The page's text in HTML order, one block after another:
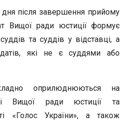
дня після завершення прийому
Вищої ради юстиції формує
та суддів у відставці, а
які не є суддями або
оприлюднюються на
Вищої ради юстиції та
«Голос України», а також